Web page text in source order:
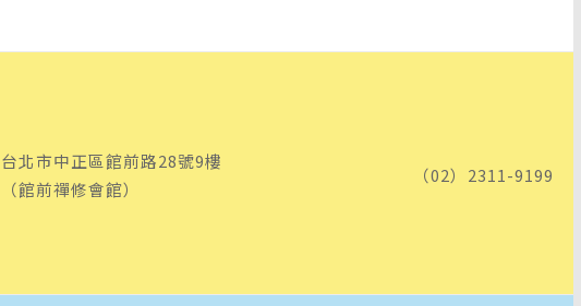
台北市中正區館前路28號9樓
（館前禪修會館）
（02）2311-9199